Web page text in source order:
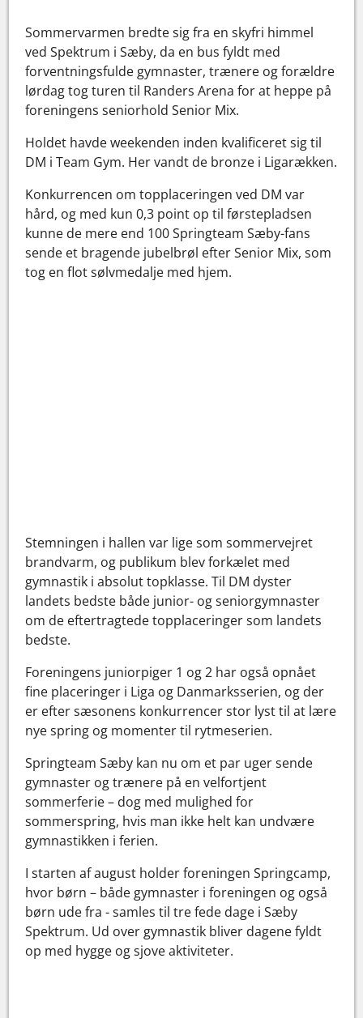
Sommervarmen bredte sig fra en skyfri himmel
ved Spektrum i Sæby, da en bus fyldt med
forventningsfulde gymnaster, trænere og forældre
lørdag tog turen til Randers Arena for at heppe på
foreningens seniorhold Senior Mix.
Holdet havde weekenden inden kvalificeret sig til
DM i Team Gym. Her vandt de bronze i Ligarækken.
Konkurrencen om topplaceringen ved DM var
hård, og med kun 0,3 point op til førstepladsen
kunne de mere end 100 Springteam Sæby-fans
sende et bragende jubelbrøl efter Senior Mix, som
tog en flot sølvmedalje med hjem.
Stemningen i hallen var lige som sommervejret
brandvarm, og publikum blev forkælet med
gymnastik i absolut topklasse. Til DM dyster
landets bedste både junior- og seniorgymnaster
om de eftertragtede topplaceringer som landets
bedste.
Foreningens juniorpiger 1 og 2 har også opnået
fine placeringer i Liga og Danmarksserien, og der
er efter sæsonens konkurrencer stor lyst til at lære
nye spring og momenter til rytmeserien.
Springteam Sæby kan nu om et par uger sende
gymnaster og trænere på en velfortjent
sommerferie – dog med mulighed for
sommerspring, hvis man ikke helt kan undvære
gymnastikken i ferien.
I starten af august holder foreningen Springcamp,
hvor børn – både gymnaster i foreningen og også
børn ude fra - samles til tre fede dage i Sæby
Spektrum. Ud over gymnastik bliver dagene fyldt
op med hygge og sjove aktiviteter.